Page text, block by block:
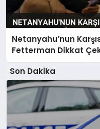
Netanyahu’nun
Fetterman Dikkat
Son Dakika